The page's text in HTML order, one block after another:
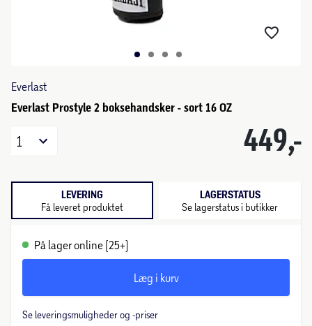
Everlast
Everlast Prostyle 2 boksehandsker - sort 16 OZ
449,-
1
LEVERING
Få leveret produktet
LAGERSTATUS
Se lagerstatus i butikker
På lager online (25+)
Læg i kurv
Se leveringsmuligheder og -priser